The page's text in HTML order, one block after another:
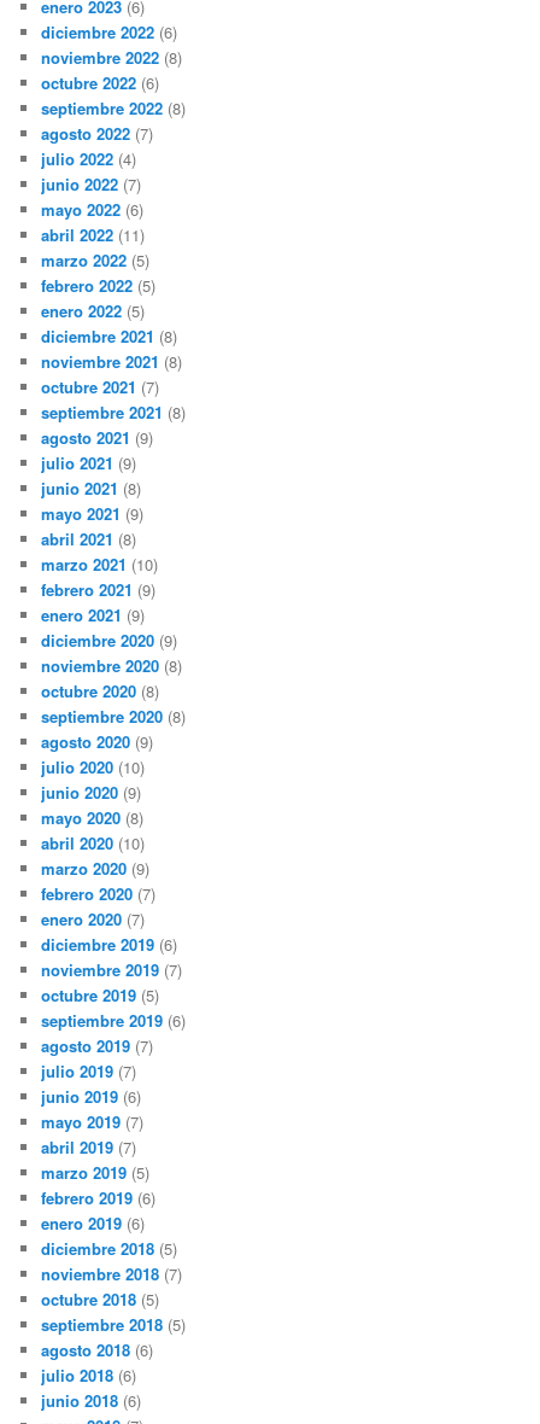
enero 2023 (6)
diciembre 2022 (6)
noviembre 2022 (8)
octubre 2022 (6)
septiembre 2022 (8)
agosto 2022 (7)
julio 2022 (4)
junio 2022 (7)
mayo 2022 (6)
abril 2022 (11)
marzo 2022 (5)
febrero 2022 (5)
enero 2022 (5)
diciembre 2021 (8)
noviembre 2021 (8)
octubre 2021 (7)
septiembre 2021 (8)
agosto 2021 (9)
julio 2021 (9)
junio 2021 (8)
mayo 2021 (9)
abril 2021 (8)
marzo 2021 (10)
febrero 2021 (9)
enero 2021 (9)
diciembre 2020 (9)
noviembre 2020 (8)
octubre 2020 (8)
septiembre 2020 (8)
agosto 2020 (9)
julio 2020 (10)
junio 2020 (9)
mayo 2020 (8)
abril 2020 (10)
marzo 2020 (9)
febrero 2020 (7)
enero 2020 (7)
diciembre 2019 (6)
noviembre 2019 (7)
octubre 2019 (5)
septiembre 2019 (6)
agosto 2019 (7)
julio 2019 (7)
junio 2019 (6)
mayo 2019 (7)
abril 2019 (7)
marzo 2019 (5)
febrero 2019 (6)
enero 2019 (6)
diciembre 2018 (5)
noviembre 2018 (7)
octubre 2018 (5)
septiembre 2018 (5)
agosto 2018 (6)
julio 2018 (6)
junio 2018 (6)